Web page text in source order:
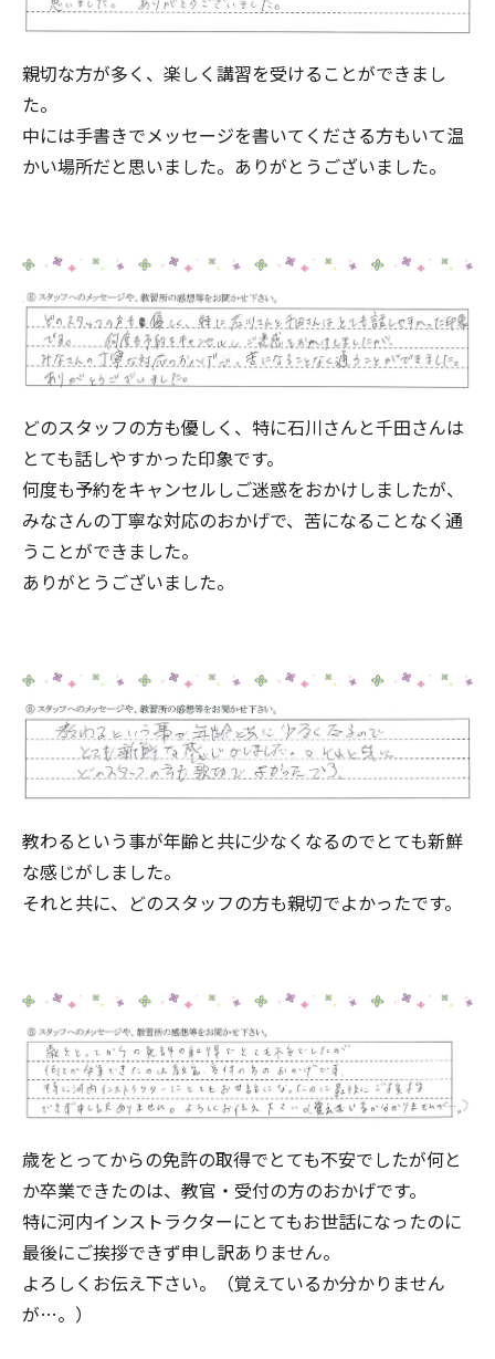
親切な方が多く、楽しく講習を受けることができまし
た。
中には手書きでメッセージを書いてくださる方もいて温
かい場所だと思いました。ありがとうございました。
どのスタッフの方も優しく、特に石川さんと千田さんは
とても話しやすかった印象です。
何度も予約をキャンセルしご迷惑をおかけしましたが、
みなさんの丁寧な対応のおかげで、苦になることなく通
うことができました。
ありがとうございました。
教わるという事が年齢と共に少なくなるのでとても新鮮
な感じがしました。
それと共に、どのスタッフの方も親切でよかったです。
歳をとってからの免許の取得でとても不安でしたが何と
か卒業できたのは、教官・受付の方のおかげです。
特に河内インストラクターにとてもお世話になったのに
最後にご挨拶できず申し訳ありません。
よろしくお伝え下さい。（覚えているか分かりません
が…。）